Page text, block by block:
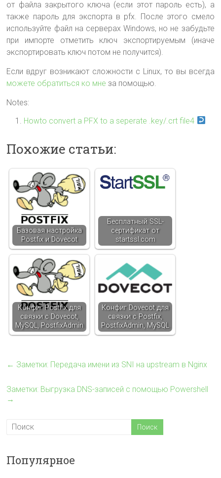
от файла закрытого ключа (если этот пароль есть), а
также пароль для экспорта в pfx. После этого смело
используйте файл на серверах Windows, но не забудьте
при импорте отметить ключ экспортируемым (иначе
экспортировать ключ потом не получится).
Если вдруг возникают сложности с Linux, то вы всегда
можете обратиться ко мне за помощью.
Notes:
Howto convert a PFX to a seperate .key/.crt file4
Похожие статьи:
Базовая настройка
Postfix и Dovecot
Бесплатный SSL-
сертификат от
startssl.com
Конфиг Postfix для
связки с Dovecot,
MySQL, PostfixAdmin
Конфиг Dovecot для
связки с Postfix,
PostfixAdmin, MySQL
← Заметки: Передача имени из SNI на upstream в Nginx
Заметки: Выгрузка DNS-записей с помощью Powershell
→
Популярное